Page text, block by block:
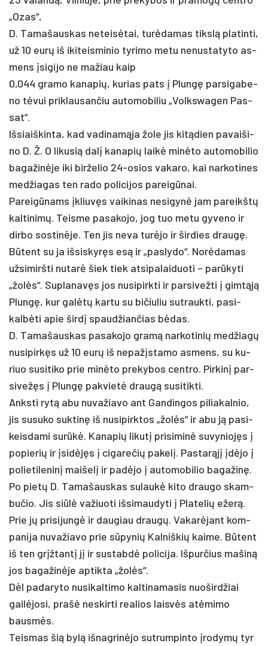
„Ozas“,
D. Ta­ma­šaus­kas ne­teisė­tai, turė­da­mas tikslą pla­tin­ti,
už 10 eurų iš iki­teis­mi­nio ty­ri­mo me­tu ne­nus­ta­ty­to as­
mens įsigi­jo ne ma­žiau kaip
0,044 gra­mo ka­na­pių, ku­rias pa­ts į Plungę par­si­ga­be­
no tėvui pri­klau­san­čiu au­to­mo­bi­liu „Volks­wa­gen Pas­
sat“.
Iš­siaiš­kin­ta, kad va­di­namą­ja žo­le jis kitą­dien pa­vai­ši­
no D. Ž. O li­ku­sią dalį ka­na­pių laikė minė­to au­to­mo­bi­lio
ba­ga­žinė­je iki bir­že­lio 24-osios va­ka­ro, kai nar­ko­ti­nes
med­žia­gas ten ra­do po­li­ci­jos pa­reigū­nai.
Pa­reigū­nams įkliuvęs vai­ki­nas ne­si­gynė jam pa­reikštų
kal­ti­nimų. Teis­me pa­sa­ko­jo, jog tuo me­tu gy­ve­no ir
dir­bo sos­tinė­je. Ten jis ne­va turė­jo ir šir­dies draugę.
Būtent su ja iš­sis­kyręs esą ir „pa­sly­do“. Norė­da­mas
už­si­mirš­ti nu­tarė šiek tiek at­si­pa­lai­duo­ti – par­ūky­ti
„žolės“. Sup­la­navęs jos nu­si­pirk­ti ir par­si­vež­ti į gimtąją
Plungę, kur galėtų kar­tu su bi­čiu­liu su­trauk­ti, pa­si­
kalbė­ti apie širdį spaud­žian­čias bėdas.
D. Ta­ma­šaus­kas pa­sa­ko­jo gramą nar­ko­ti­nių med­žiagų
nu­si­pirkęs už 10 eurų iš ne­pažįs­ta­mo as­mens, su ku­
riuo su­si­ti­ko prie minė­to pre­ky­bos cent­ro. Pir­kinį par­
si­vežęs į Plungę pa­kvietė draugą su­si­tik­ti.
Anks­ti rytą abu nu­va­žia­vo ant Gan­din­gos pi­lia­kal­nio,
jis su­su­ko su­ktinę iš nu­si­pirk­tos „žolės“ ir abu ją pa­si­
keis­da­mi surūkė. Ka­na­pių li­kutį pri­si­minė su­vy­niojęs į
po­pie­rių ir įsidėjęs į ci­ga­re­čių pa­kelį. Pas­tarąjį įdėjo į
po­lie­ti­le­ninį mai­šelį ir pa­dėjo į au­to­mo­bi­lio ba­ga­žinę.
Po pietų D. Ta­ma­šaus­kas su­laukė ki­to drau­go skam­
bu­čio. Jis siūlė va­žiuo­ti iš­si­mau­dy­ti į Pla­te­lių ežerą.
Prie jų pri­si­jungė ir dau­giau draugų. Va­karė­jant kom­
pa­ni­ja nu­va­žia­vo prie sū­py­nių Kal­niš­kių kai­me. Būtent
iš ten grįžtantį jį ir su­stabdė po­li­ci­ja. Iš­pur­čius ma­šiną
jos ba­ga­žinė­je ap­tik­ta „žolės“.
Dėl pa­da­ry­to nu­si­kal­ti­mo kal­ti­na­ma­sis nuo­šird­žiai
gailė­jo­si, pra­šė ne­skir­ti rea­lios laisvės at­ėmi­mo
bausmės.
Teis­mas šią bylą iš­nag­rinė­jo su­trum­pin­to įro­dymų ty­r